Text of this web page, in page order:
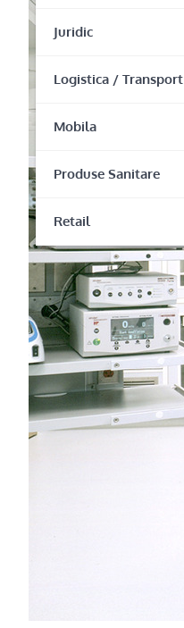
Juridic
Logistica / Transport
Mobila
Produse Sanitare
Retail